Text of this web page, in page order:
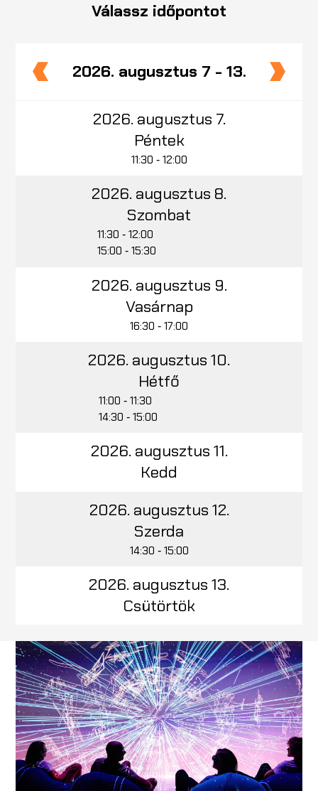
Válassz időpontot
2026. augusztus 7 - 13.
2026. augusztus 7.
Péntek
11:30 ‑ 12:00
2026. augusztus 8.
Szombat
11:30 ‑ 12:00
15:00 ‑ 15:30
2026. augusztus 9.
Vasárnap
16:30 ‑ 17:00
2026. augusztus 10.
Hétfő
11:00 ‑ 11:30
14:30 ‑ 15:00
2026. augusztus 11.
Kedd
2026. augusztus 12.
Szerda
14:30 ‑ 15:00
2026. augusztus 13.
Csütörtök